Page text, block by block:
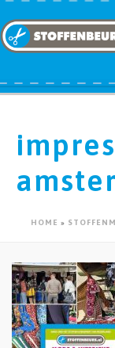
HOME »